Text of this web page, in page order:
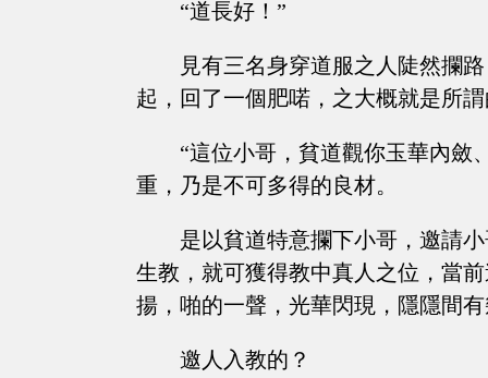
“道長好！”
見有三名身穿道服之人陡然攔
起，回了一個肥喏，之大概就是所
“這位小哥，貧道觀你玉華內斂
重，乃是不可多得的良材。
是以貧道特意攔下小哥，邀請
生教，就可獲得教中真人之位，當
揚，啪的一聲，光華閃現，隱隱間
邀人入教的？